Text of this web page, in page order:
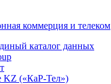
коммерция и телеком
каталог данных
KZ («КаР-Тел»)